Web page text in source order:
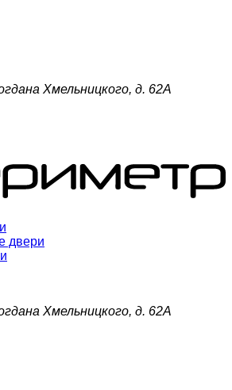
Хмельницкого, д. 62А
двери
Хмельницкого, д. 62А